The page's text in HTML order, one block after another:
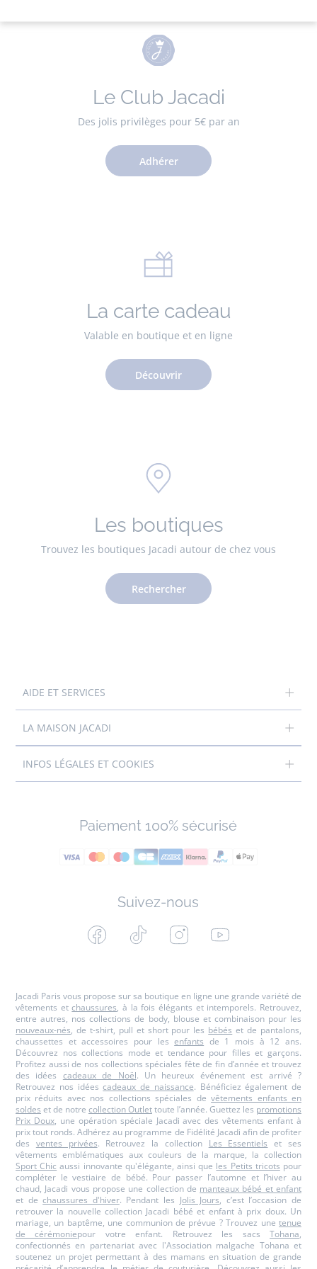
Le Club Jacadi
Des jolis privilèges pour 5€ par an
Adhérer
La carte cadeau
Valable en boutique et en ligne
Découvrir
Les boutiques
Trouvez les boutiques Jacadi autour de chez vous
Rechercher
AIDE ET SERVICES
LA MAISON JACADI
INFOS LÉGALES ET COOKIES
Paiement 100% sécurisé
Suivez-nous
Facebook Tiktok InstagramYoutube
Jacadi Paris vous propose sur sa boutique en ligne une grande variété de
vêtements etchaussures, à la fois élégants et intemporels. Retrouvez,
entre autres, nos collections de body, blouse et combinaison pour les
nouveaux-nés, de t-shirt, pull et short pour les bébés et de pantalons,
chaussettes et accessoires pour lesenfants de 1 mois à 12 ans.
Découvrez nos collections mode et tendance pour filles et garçons.
Profitez aussi de nos collections spéciales fête de fin d’année et trouvez
des idées cadeaux de Noël. Un heureux événement est arrivé ?
Retrouvez nos idéescadeaux de naissance. Bénéficiez également de
prix réduits avec nos collections spéciales devêtements enfants en
soldes et de notre collection Outlettoute l’année. Guettez les promotions
Prix Doux, une opération spéciale Jacadi avec des vêtements enfant à
prix tout ronds. Adhérez au programme de Fidélité Jacadi afin de profiter
des ventes privées. Retrouvez la collection Les Essentiels et ses
vêtements emblématiques aux couleurs de la marque, la collection
Sport Chic aussi innovante qu'élégante, ainsi que les Petits tricots pour
compléter le vestiaire de bébé. Pour passer l’automne et l’hiver au
chaud, Jacadi vous propose une collection de manteaux bébé et enfant
et dechaussures d'hiver. Pendant les Jolis Jours, c’est l’occasion de
retrouver la nouvelle collection Jacadi bébé et enfant à prix doux. Un
mariage, un baptême, une communion de prévue ? Trouvez une tenue
de cérémoniepour votre enfant. Retrouvez les sacsTohana,
confectionnés en partenariat avec l'Association malgache Tohana et
soutenez un projet permettant à des mamans en situation de grande